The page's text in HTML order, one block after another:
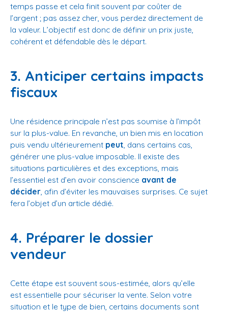
temps passe et cela finit souvent par coûter de
l’argent ; pas assez cher, vous perdez directement de
la valeur. L’objectif est donc de définir un prix juste,
cohérent et défendable dès le départ.
3. Anticiper certains impacts
fiscaux
Une résidence principale n’est pas soumise à l’impôt
sur la plus-value. En revanche, un bien mis en location
puis vendu ultérieurement peut , dans certains cas,
générer une plus-value imposable. Il existe des
situations particulières et des exceptions, mais
l’essentiel est d’en avoir conscience avant de
décider , afin d’éviter les mauvaises surprises. Ce sujet
fera l’objet d’un article dédié.
4. Préparer le dossier
vendeur
Cette étape est souvent sous-estimée, alors qu’elle
est essentielle pour sécuriser la vente. Selon votre
situation et le type de bien, certains documents sont